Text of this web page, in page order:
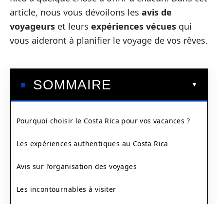
article, nous vous dévoilons les avis de
voyageurs et leurs expériences vécues qui
vous aideront à planifier le voyage de vos rêves.
SOMMAIRE
Pourquoi choisir le Costa Rica pour vos vacances ?
Les expériences authentiques au Costa Rica
Avis sur l’organisation des voyages
Les incontournables à visiter